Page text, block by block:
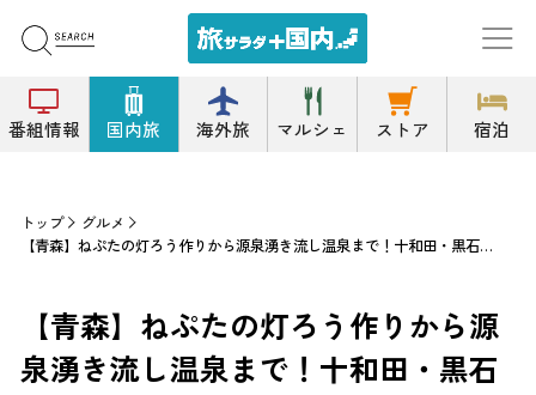
番組情報 国内旅 海外旅 マルシェ ストア 宿泊
トップ
グルメ
【青森】ねぷたの灯ろう作りから源泉湧き流し温泉まで！十和田・黒石で感じる伝統文化
【青森】ねぷたの灯ろう作りから源
泉湧き流し温泉まで！十和田・黒石